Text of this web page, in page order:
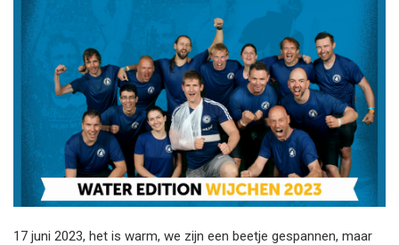
17 juni 2023, het is warm, we zijn een beetje gespannen, maar